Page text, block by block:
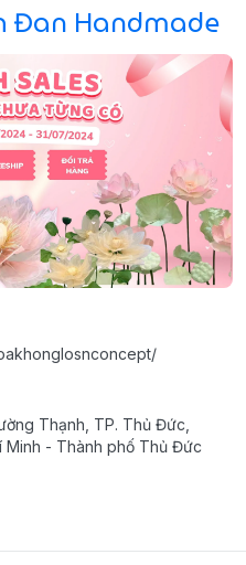
Đan Handmade
Thạnh, TP. Thủ Đức,
Minh - Thành phố Thủ Đức